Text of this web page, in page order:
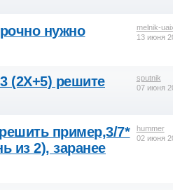
melnik-
13 июня
нужно
sputnik
07 июня
(2X+5) решите
hummer
02 июня
пример,3/7*
из 2), заранее